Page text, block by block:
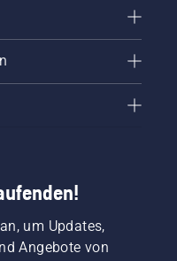
um Updates,
Angebote von